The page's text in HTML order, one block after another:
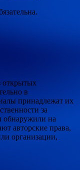
открытых
в
принадлежат их
за
обнаружили на
авторские права,
организации,